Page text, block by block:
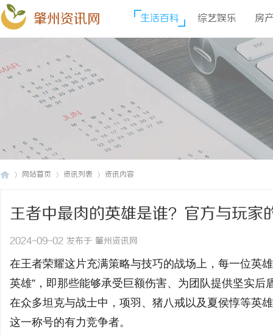
肇州资讯网 生活百科 综艺娱乐 房
网站首页 资讯列表 资讯内容
王者中最肉的英雄是谁？官方与玩家
2024-09-02 发布于 肇州资讯网
在王者荣耀这片充满策略与技巧的战场上，每一位英
英雄”，即那些能够承受巨额伤害、为团队提供坚实
在众多坦克与战士中，项羽、猪八戒以及夏侯惇等英
这一称号的有力竞争者。